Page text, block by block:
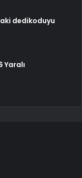
dedikoduyu
Yaralı